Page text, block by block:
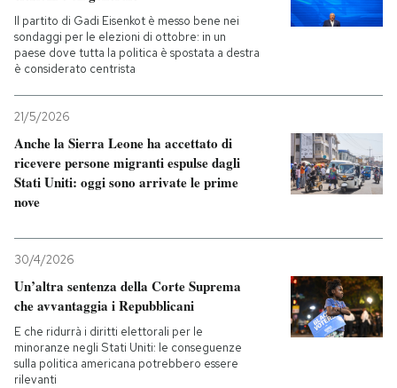
Il partito di Gadi Eisenkot è messo bene nei
sondaggi per le elezioni di ottobre: in un
paese dove tutta la politica è spostata a destra
è considerato centrista
21/5/2026
Anche la Sierra Leone ha accettato di
ricevere persone migranti espulse dagli
Stati Uniti: oggi sono arrivate le prime
nove
30/4/2026
Un’altra sentenza della Corte Suprema
che avvantaggia i Repubblicani
E che ridurrà i diritti elettorali per le
minoranze negli Stati Uniti: le conseguenze
sulla politica americana potrebbero essere
rilevanti